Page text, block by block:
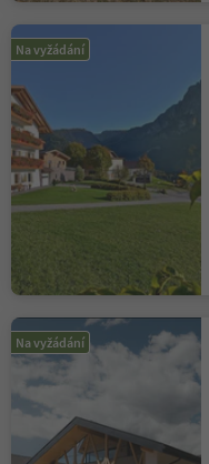
Na vyžádání
Na vyžádání